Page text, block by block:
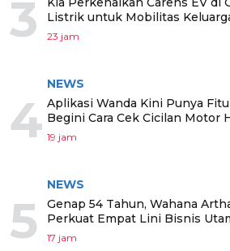
3
Listrik untuk Mobilitas
23 jam
4
NEWS
Aplikasi Wanda Kini Punya
Begini Cara Cek Cicilan Motor
19 jam
5
NEWS
Genap 54 Tahun, Wahana
Perkuat Empat Lini Bisnis
17 jam